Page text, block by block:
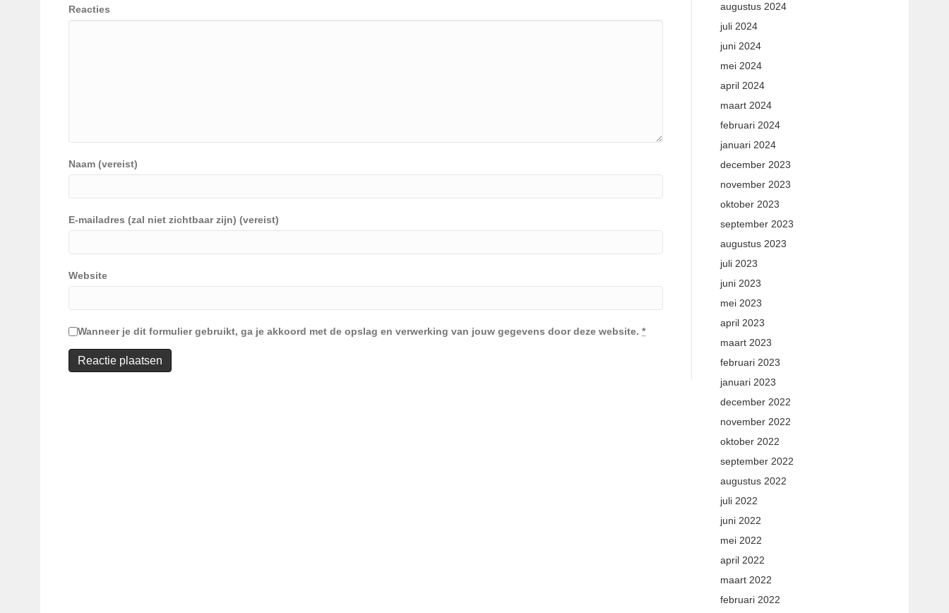
Reacties
Naam (vereist)
E-mailadres (zal niet zichtbaar zijn) (vereist)
Website
Wanneer je dit formulier gebruikt, ga je akkoord met de opslag en verwerking van jouw gegevens door deze website. *
augustus 2024
juli 2024
juni 2024
mei 2024
april 2024
maart 2024
februari 2024
januari 2024
december 2023
november 2023
oktober 2023
september 2023
augustus 2023
juli 2023
juni 2023
mei 2023
april 2023
maart 2023
februari 2023
januari 2023
december 2022
november 2022
oktober 2022
september 2022
augustus 2022
juli 2022
juni 2022
mei 2022
april 2022
maart 2022
februari 2022